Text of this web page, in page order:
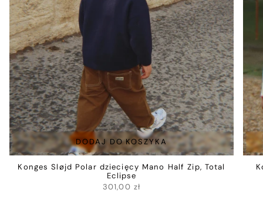
DODAJ DO KOSZYKA
Konges Sløjd Polar dziecięcy Mano Half Zip, Total
Eclipse
301,00 zł